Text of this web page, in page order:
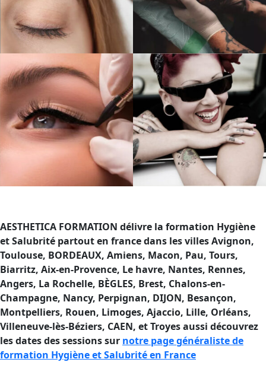
AESTHETICA FORMATION délivre la formation Hygiène
et Salubrité partout en france dans les villes Avignon,
Toulouse, BORDEAUX, Amiens, Macon, Pau, Tours,
Biarritz, Aix-en-Provence, Le havre, Nantes, Rennes,
Angers, La Rochelle, BÈGLES, Brest, Chalons-en-
Champagne, Nancy, Perpignan, DIJON, Besançon,
Montpelliers, Rouen, Limoges, Ajaccio, Lille, Orléans,
Villeneuve-lès-Béziers, CAEN, et Troyes aussi découvrez
les dates des sessions sur notre page généraliste de
formation Hygiène et Salubrité en France